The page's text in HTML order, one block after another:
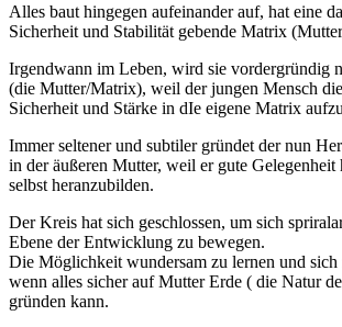
Alles baut hingegen aufeinander auf, hat eine
Sicherheit und Stabilität gebende Matrix
Irgendwann im Leben, wird sie vordergründig
(die Mutter/Matrix), weil der jungen Mensch
Sicherheit und Stärke in dIe eigene Matrix
Immer seltener und subtiler gründet der nun
in der äußeren Mutter, weil er gute Gelegenheit
selbst heranzubilden.
Der Kreis hat sich geschlossen, um sich
Ebene der Entwicklung zu bewegen.
Die Möglichkeit wundersam zu lernen und sich
wenn alles sicher auf Mutter Erde ( die Natur
gründen kann.